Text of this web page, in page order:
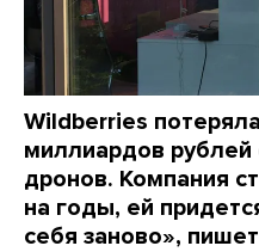
Wildberries
миллиардов рублей
дронов. Компания
на годы, ей
себя заново»,